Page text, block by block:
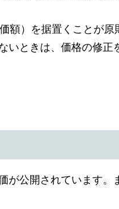
額）を据置くことが原
いときは、価格の修正
が公開されています。